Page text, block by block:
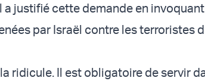
a justifié cette demande en
par Israël contre les terroristes
ridicule. Il est obligatoire de servir